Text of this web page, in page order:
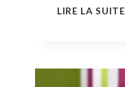
LIRE LA SUITE